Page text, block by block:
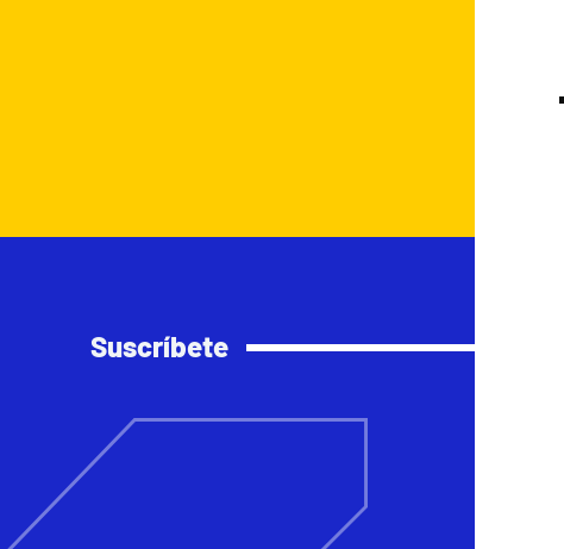
Suscríbete